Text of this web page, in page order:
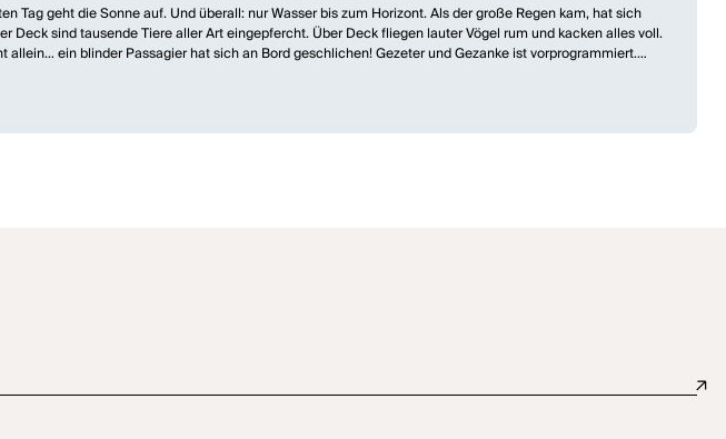
Tag geht die Sonne auf. Und überall: nur Wasser bis zum Horizont. Als der große Regen kam, hat sich
sind tausende Tiere aller Art eingepfercht. Über Deck fliegen lauter Vögel rum und kacken alles voll.
ein blinder Passagier hat sich an Bord geschlichen! Gezeter und Gezanke ist vorprogrammiert.